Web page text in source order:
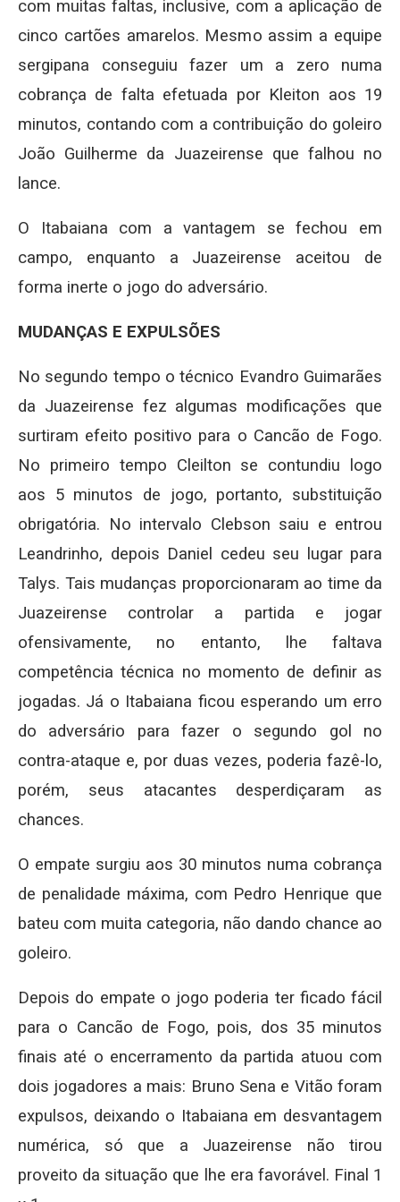
com muitas faltas, inclusive, com a aplicação de
cinco cartões amarelos. Mesmo assim a equipe
sergipana conseguiu fazer um a zero numa
cobrança de falta efetuada por Kleiton aos 19
minutos, contando com a contribuição do goleiro
João Guilherme da Juazeirense que falhou no
lance.
O Itabaiana com a vantagem se fechou em
campo, enquanto a Juazeirense aceitou de
forma inerte o jogo do adversário.
MUDANÇAS E EXPULSÕES
No segundo tempo o técnico Evandro Guimarães
da Juazeirense fez algumas modificações que
surtiram efeito positivo para o Cancão de Fogo.
No primeiro tempo Cleilton se contundiu logo
aos 5 minutos de jogo, portanto, substituição
obrigatória. No intervalo Clebson saiu e entrou
Leandrinho, depois Daniel cedeu seu lugar para
Talys. Tais mudanças proporcionaram ao time da
Juazeirense controlar a partida e jogar
ofensivamente, no entanto, lhe faltava
competência técnica no momento de definir as
jogadas. Já o Itabaiana ficou esperando um erro
do adversário para fazer o segundo gol no
contra-ataque e, por duas vezes, poderia fazê-lo,
porém, seus atacantes desperdiçaram as
chances.
O empate surgiu aos 30 minutos numa cobrança
de penalidade máxima, com Pedro Henrique que
bateu com muita categoria, não dando chance ao
goleiro.
Depois do empate o jogo poderia ter ficado fácil
para o Cancão de Fogo, pois, dos 35 minutos
finais até o encerramento da partida atuou com
dois jogadores a mais: Bruno Sena e Vitão foram
expulsos, deixando o Itabaiana em desvantagem
numérica, só que a Juazeirense não tirou
proveito da situação que lhe era favorável. Final 1